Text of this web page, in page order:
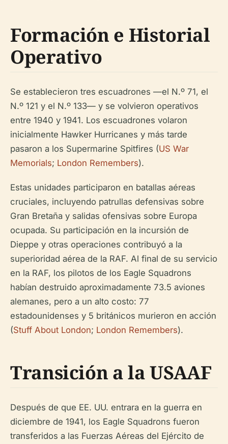
Formación e Historial
Operativo
Se establecieron tres escuadrones —el N.º 71, el
N.º 121 y el N.º 133— y se volvieron operativos
entre 1940 y 1941. Los escuadrones volaron
inicialmente Hawker Hurricanes y más tarde
pasaron a los Supermarine Spitfires (US War
Memorials; London Remembers).
Estas unidades participaron en batallas aéreas
cruciales, incluyendo patrullas defensivas sobre
Gran Bretaña y salidas ofensivas sobre Europa
ocupada. Su participación en la incursión de
Dieppe y otras operaciones contribuyó a la
superioridad aérea de la RAF. Al final de su servicio
en la RAF, los pilotos de los Eagle Squadrons
habían destruido aproximadamente 73.5 aviones
alemanes, pero a un alto costo: 77
estadounidenses y 5 británicos murieron en acción
(Stuff About London; London Remembers).
Transición a la USAAF
Después de que EE. UU. entrara en la guerra en
diciembre de 1941, los Eagle Squadrons fueron
transferidos a las Fuerzas Aéreas del Ejército de